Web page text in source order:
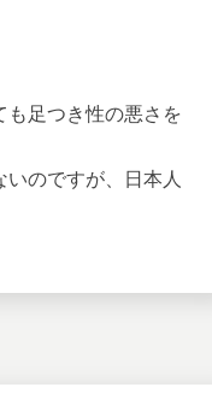
も足つき性の悪さを
のですが、日本人